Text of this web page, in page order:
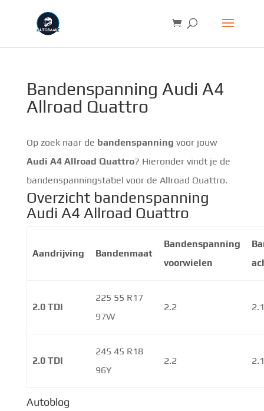
Bandenspanning Audi A4
Allroad Quattro
Op zoek naar de bandenspanning voor jouw
Audi A4 Allroad Quattro? Hieronder vindt je de
bandenspanningstabel voor de Allroad Quattro.
Overzicht bandenspanning
Audi A4 Allroad Quattro
Aandrijving Bandenmaat
Bandenspanning
voorwielen
2.0 TDI
225 55 R17
97W
2.2
2.0 TDI
245 45 R18
96Y
2.2
Autoblog